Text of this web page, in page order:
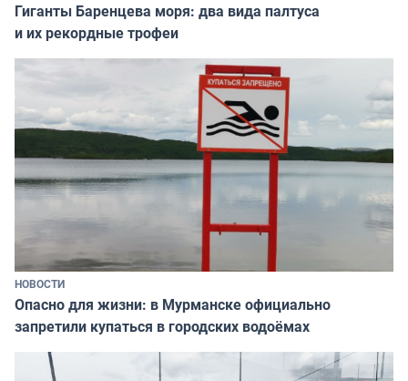
Гиганты Баренцева моря: два вида палтуса
и их рекордные трофеи
НОВОСТИ
Опасно для жизни: в Мурманске официально
запретили купаться в городских водоёмах